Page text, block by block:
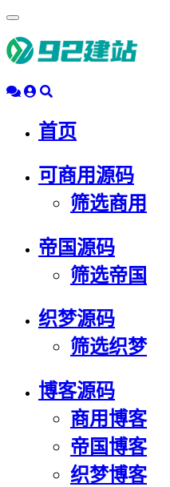
动
导
首页
可商用源码
筛选商用
帝国源码
筛选帝国
织梦源码
筛选织梦
博客源码
商用博客
帝国博客
织梦博客